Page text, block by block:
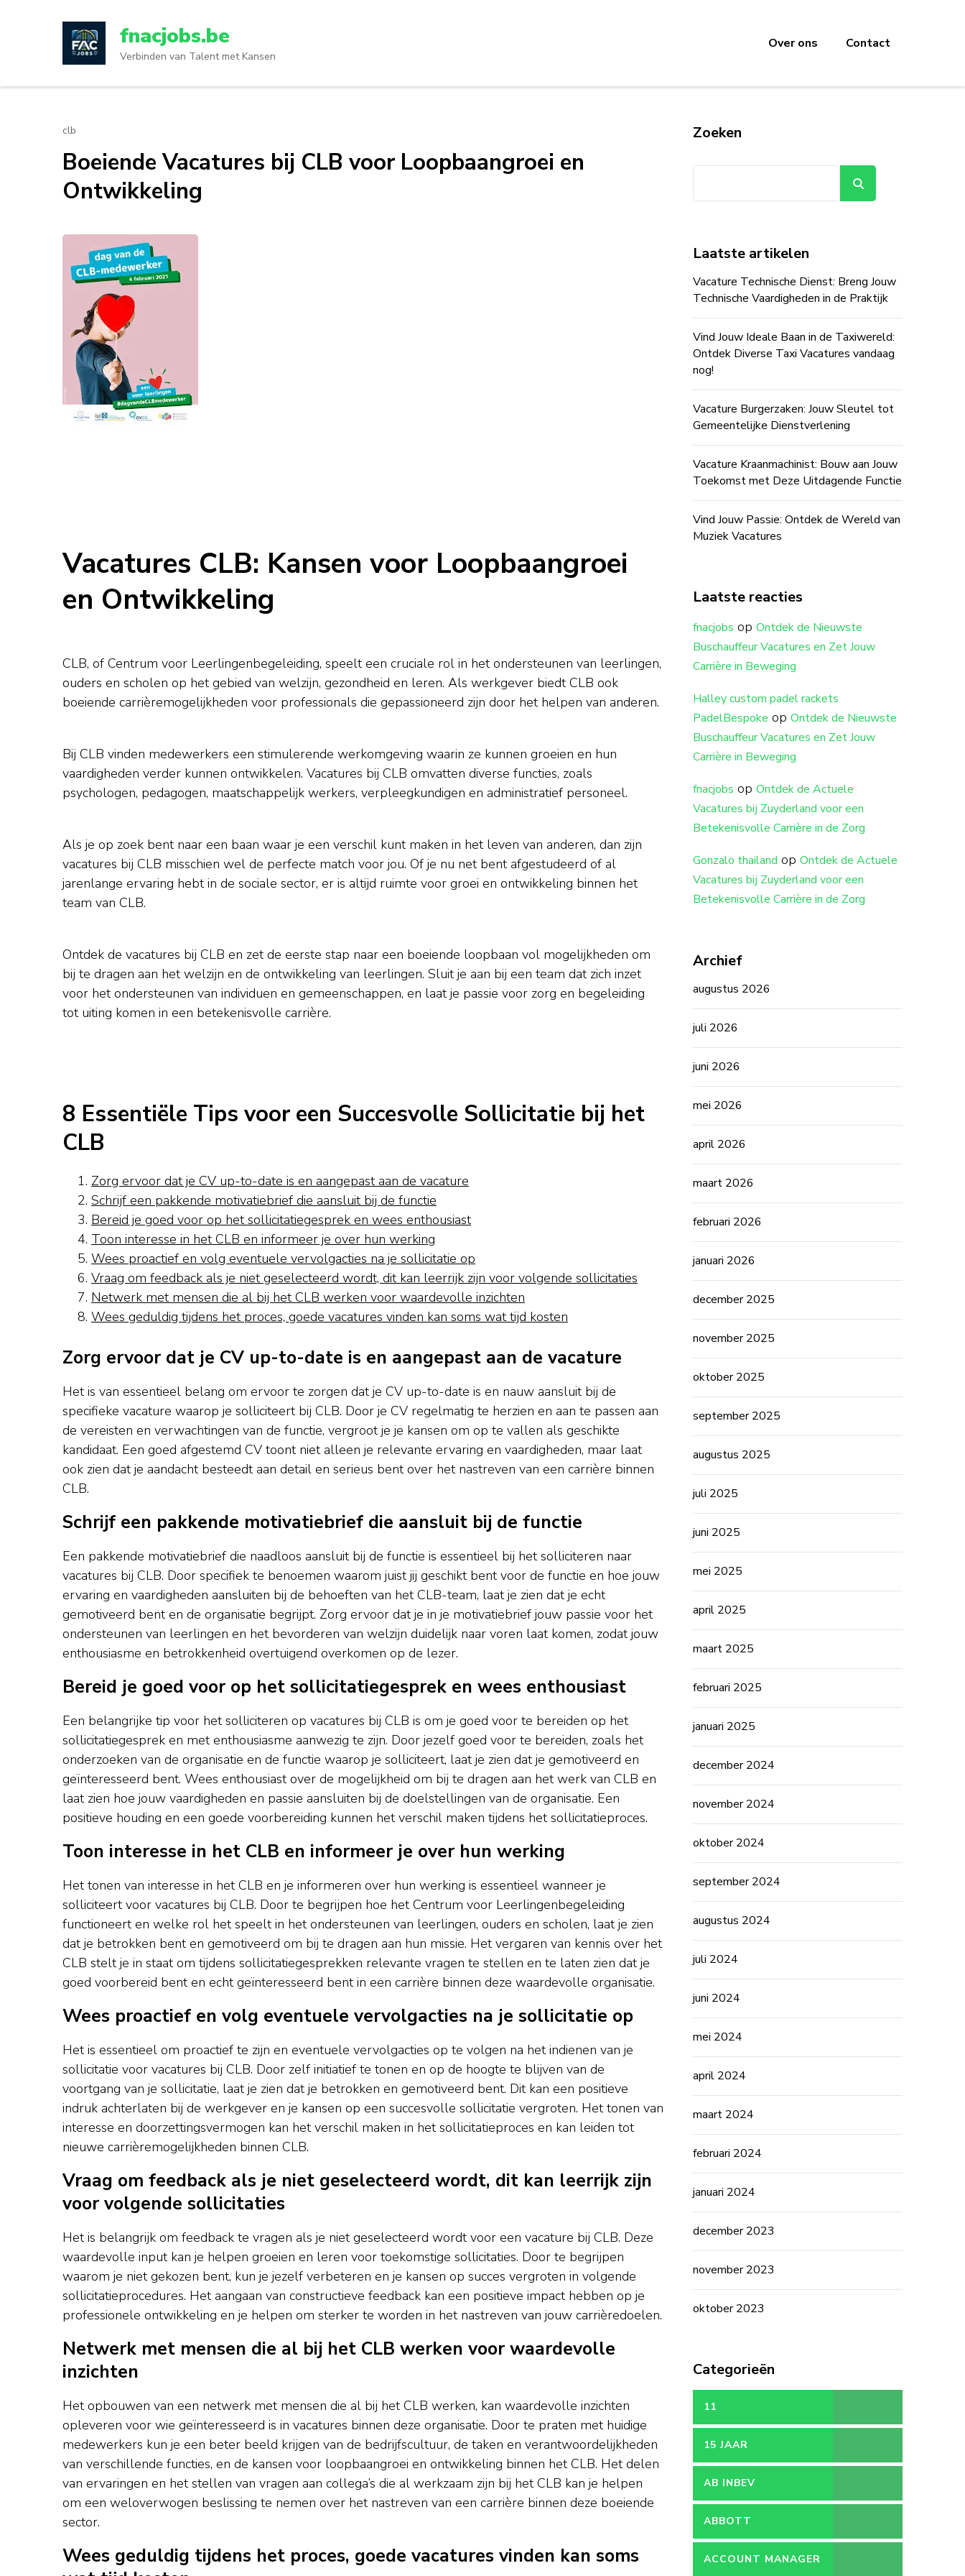
op
fnacjobs.be
Verbinden van Talent met Kansen
Over ons Contact
clb
Boeiende Vacatures bij CLB voor Loopbaangroei en
Ontwikkeling
Vacatures CLB: Kansen voor Loopbaangroei
en Ontwikkeling
CLB, of Centrum voor Leerlingenbegeleiding, speelt een cruciale rol in het ondersteunen van leerlingen,
ouders en scholen op het gebied van welzijn, gezondheid en leren. Als werkgever biedt CLB ook
boeiende carrièremogelijkheden voor professionals die gepassioneerd zijn door het helpen van anderen.
Bij CLB vinden medewerkers een stimulerende werkomgeving waarin ze kunnen groeien en hun
vaardigheden verder kunnen ontwikkelen. Vacatures bij CLB omvatten diverse functies, zoals
psychologen, pedagogen, maatschappelijk werkers, verpleegkundigen en administratief personeel.
Als je op zoek bent naar een baan waar je een verschil kunt maken in het leven van anderen, dan zijn
vacatures bij CLB misschien wel de perfecte match voor jou. Of je nu net bent afgestudeerd of al
jarenlange ervaring hebt in de sociale sector, er is altijd ruimte voor groei en ontwikkeling binnen het
team van CLB.
Ontdek de vacatures bij CLB en zet de eerste stap naar een boeiende loopbaan vol mogelijkheden om
bij te dragen aan het welzijn en de ontwikkeling van leerlingen. Sluit je aan bij een team dat zich inzet
voor het ondersteunen van individuen en gemeenschappen, en laat je passie voor zorg en begeleiding
tot uiting komen in een betekenisvolle carrière.
8 Essentiële Tips voor een Succesvolle Sollicitatie bij het
CLB
Zorg ervoor dat je CV up-to-date is en aangepast aan de vacature
Schrijf een pakkende motivatiebrief die aansluit bij de functie
Bereid je goed voor op het sollicitatiegesprek en wees enthousiast
Toon interesse in het CLB en informeer je over hun werking
Wees proactief en volg eventuele vervolgacties na je sollicitatie op
Vraag om feedback als je niet geselecteerd wordt, dit kan leerrijk zijn voor volgende sollicitaties
Netwerk met mensen die al bij het CLB werken voor waardevolle inzichten
Wees geduldig tijdens het proces, goede vacatures vinden kan soms wat tijd kosten
Zorg ervoor dat je CV up-to-date is en aangepast aan de vacature
Het is van essentieel belang om ervoor te zorgen dat je CV up-to-date is en nauw aansluit bij de
specifieke vacature waarop je solliciteert bij CLB. Door je CV regelmatig te herzien en aan te passen aan
de vereisten en verwachtingen van de functie, vergroot je je kansen om op te vallen als geschikte
kandidaat. Een goed afgestemd CV toont niet alleen je relevante ervaring en vaardigheden, maar laat
ook zien dat je aandacht besteedt aan detail en serieus bent over het nastreven van een carrière binnen
CLB.
Schrijf een pakkende motivatiebrief die aansluit bij de functie
Een pakkende motivatiebrief die naadloos aansluit bij de functie is essentieel bij het solliciteren naar
vacatures bij CLB. Door specifiek te benoemen waarom juist jij geschikt bent voor de functie en hoe jouw
ervaring en vaardigheden aansluiten bij de behoeften van het CLB-team, laat je zien dat je echt
gemotiveerd bent en de organisatie begrijpt. Zorg ervoor dat je in je motivatiebrief jouw passie voor het
ondersteunen van leerlingen en het bevorderen van welzijn duidelijk naar voren laat komen, zodat jouw
enthousiasme en betrokkenheid overtuigend overkomen op de lezer.
Bereid je goed voor op het sollicitatiegesprek en wees enthousiast
Een belangrijke tip voor het solliciteren op vacatures bij CLB is om je goed voor te bereiden op het
sollicitatiegesprek en met enthousiasme aanwezig te zijn. Door jezelf goed voor te bereiden, zoals het
onderzoeken van de organisatie en de functie waarop je solliciteert, laat je zien dat je gemotiveerd en
geïnteresseerd bent. Wees enthousiast over de mogelijkheid om bij te dragen aan het werk van CLB en
laat zien hoe jouw vaardigheden en passie aansluiten bij de doelstellingen van de organisatie. Een
positieve houding en een goede voorbereiding kunnen het verschil maken tijdens het sollicitatieproces.
Toon interesse in het CLB en informeer je over hun werking
Het tonen van interesse in het CLB en je informeren over hun werking is essentieel wanneer je
solliciteert voor vacatures bij CLB. Door te begrijpen hoe het Centrum voor Leerlingenbegeleiding
functioneert en welke rol het speelt in het ondersteunen van leerlingen, ouders en scholen, laat je zien
dat je betrokken bent en gemotiveerd om bij te dragen aan hun missie. Het vergaren van kennis over het
CLB stelt je in staat om tijdens sollicitatiegesprekken relevante vragen te stellen en te laten zien dat je
goed voorbereid bent en echt geïnteresseerd bent in een carrière binnen deze waardevolle organisatie.
Wees proactief en volg eventuele vervolgacties na je sollicitatie op
Het is essentieel om proactief te zijn en eventuele vervolgacties op te volgen na het indienen van je
sollicitatie voor vacatures bij CLB. Door zelf initiatief te tonen en op de hoogte te blijven van de
voortgang van je sollicitatie, laat je zien dat je betrokken en gemotiveerd bent. Dit kan een positieve
indruk achterlaten bij de werkgever en je kansen op een succesvolle sollicitatie vergroten. Het tonen van
interesse en doorzettingsvermogen kan het verschil maken in het sollicitatieproces en kan leiden tot
nieuwe carrièremogelijkheden binnen CLB.
Vraag om feedback als je niet geselecteerd wordt, dit kan leerrijk zijn
voor volgende sollicitaties
Het is belangrijk om feedback te vragen als je niet geselecteerd wordt voor een vacature bij CLB. Deze
waardevolle input kan je helpen groeien en leren voor toekomstige sollicitaties. Door te begrijpen
waarom je niet gekozen bent, kun je jezelf verbeteren en je kansen op succes vergroten in volgende
sollicitatieprocedures. Het aangaan van constructieve feedback kan een positieve impact hebben op je
professionele ontwikkeling en je helpen om sterker te worden in het nastreven van jouw carrièredoelen.
Netwerk met mensen die al bij het CLB werken voor waardevolle
inzichten
Het opbouwen van een netwerk met mensen die al bij het CLB werken, kan waardevolle inzichten
opleveren voor wie geïnteresseerd is in vacatures binnen deze organisatie. Door te praten met huidige
medewerkers kun je een beter beeld krijgen van de bedrijfscultuur, de taken en verantwoordelijkheden
van verschillende functies, en de kansen voor loopbaangroei en ontwikkeling binnen het CLB. Het delen
van ervaringen en het stellen van vragen aan collega’s die al werkzaam zijn bij het CLB kan je helpen
om een weloverwogen beslissing te nemen over het nastreven van een carrière binnen deze boeiende
sector.
Wees geduldig tijdens het proces, goede vacatures vinden kan soms
Zoeken
Laatste artikelen
Vacature Technische Dienst: Breng Jouw
Technische Vaardigheden in de Praktijk
Vind Jouw Ideale Baan in de Taxiwereld:
Ontdek Diverse Taxi Vacatures vandaag
nog!
Vacature Burgerzaken: Jouw Sleutel tot
Gemeentelijke Dienstverlening
Vacature Kraanmachinist: Bouw aan Jouw
Toekomst met Deze Uitdagende Functie
Vind Jouw Passie: Ontdek de Wereld van
Muziek Vacatures
Laatste reacties
fnacjobs op Ontdek de Nieuwste
Buschauffeur Vacatures en Zet Jouw
Carrière in Beweging
Halley custom padel rackets
PadelBespoke op Ontdek de Nieuwste
Buschauffeur Vacatures en Zet Jouw
Carrière in Beweging
fnacjobs op Ontdek de Actuele
Vacatures bij Zuyderland voor een
Betekenisvolle Carrière in de Zorg
Gonzalo thailand op Ontdek de Actuele
Vacatures bij Zuyderland voor een
Betekenisvolle Carrière in de Zorg
Archief
augustus 2026
juli 2026
juni 2026
mei 2026
april 2026
maart 2026
februari 2026
januari 2026
december 2025
november 2025
oktober 2025
september 2025
augustus 2025
juli 2025
juni 2025
mei 2025
april 2025
maart 2025
februari 2025
januari 2025
december 2024
november 2024
oktober 2024
september 2024
augustus 2024
juli 2024
juni 2024
mei 2024
april 2024
maart 2024
februari 2024
januari 2024
december 2023
november 2023
oktober 2023
Categorieën
11
15 JAAR
AB INBEV
ABBOTT
ACCOUNT MANAGER